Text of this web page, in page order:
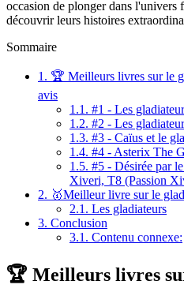
occasion de plonger dans l'univers
découvrir leurs histoires
Sommaire
1. 🏆 Meilleurs livres sur le
avis
1.1. #1 - Les
1.2. #2 - Les
1.3. #3 - Caïus et le
1.4. #4 - Asterix The
1.5. #5 - Désirée par
Xiveri, T8 (Passion
2. 🥇Meilleur livre sur le
2.1. Les gladiateurs
3. Conclusion
3.1. Contenu connexe:
🏆 Meilleurs livres